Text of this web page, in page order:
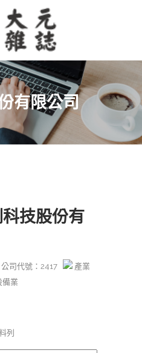
有限公司
科技股份有
公司代號：2417
產業
備業
列